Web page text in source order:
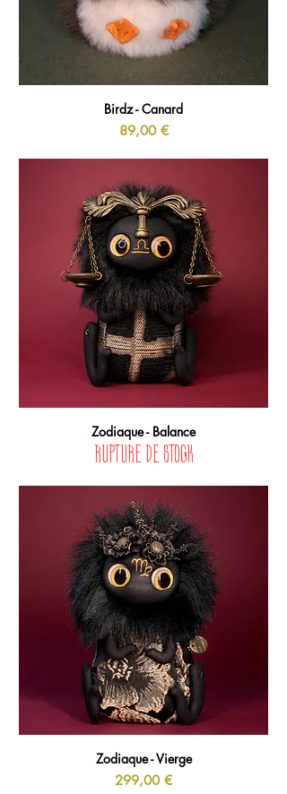
Birdz - Canard
Prix
89,00 €
Zodiaque - Balance
Rupture de stock
Zodiaque - Vierge
Prix
299,00 €